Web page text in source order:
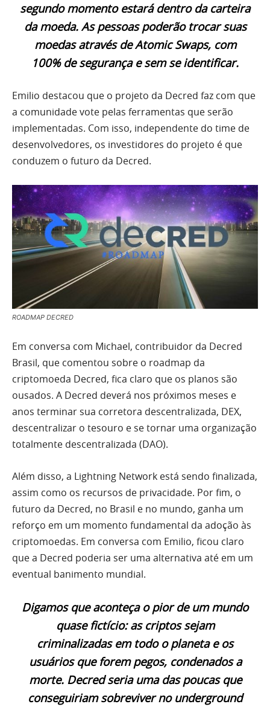
segundo momento estará dentro da carteira
da moeda. As pessoas poderão trocar suas
moedas através de Atomic Swaps, com
100% de segurança e sem se identificar.
Emilio destacou que o projeto da Decred faz com que
a comunidade vote pelas ferramentas que serão
implementadas. Com isso, independente do time de
desenvolvedores, os investidores do projeto é que
conduzem o futuro da Decred.
ROADMAP DECRED
Em conversa com Michael, contribuidor da Decred
Brasil, que comentou sobre o roadmap da
criptomoeda Decred, fica claro que os planos são
ousados. A Decred deverá nos próximos meses e
anos terminar sua corretora descentralizada, DEX,
descentralizar o tesouro e se tornar uma organização
totalmente descentralizada (DAO).
Além disso, a Lightning Network está sendo finalizada,
assim como os recursos de privacidade. Por fim, o
futuro da Decred, no Brasil e no mundo, ganha um
reforço em um momento fundamental da adoção às
criptomoedas. Em conversa com Emilio, ficou claro
que a Decred poderia ser uma alternativa até em um
eventual banimento mundial.
Digamos que aconteça o pior de um mundo
quase fictício: as criptos sejam
criminalizadas em todo o planeta e os
usuários que forem pegos, condenados a
morte. Decred seria uma das poucas que
conseguiriam sobreviver no underground